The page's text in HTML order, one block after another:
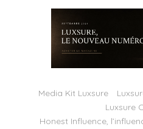
Media Kit Luxsure
Luxsure
Honest Influence,